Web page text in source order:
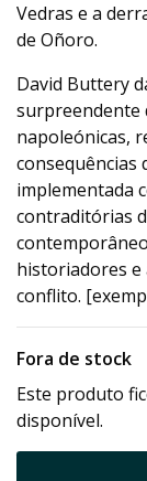
Vedras e a
de Oñoro.
David Buttery
surpreendente
napoleónicas,
consequências
implementada
contraditórias
historiadores
conflito.
Fora de stock
Este produto
disponível.